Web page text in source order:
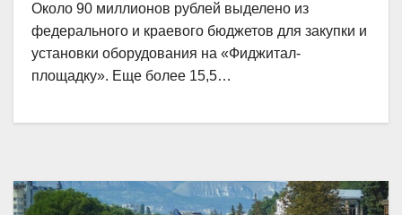
Около 90 миллионов рублей выделено из
федерального и краевого бюджетов для закупки и
установки оборудования на «Фиджитал-
площадку». Еще более 15,5…